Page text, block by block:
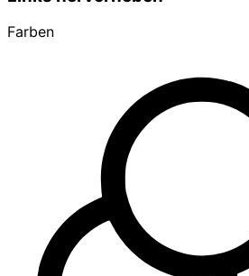
Farben